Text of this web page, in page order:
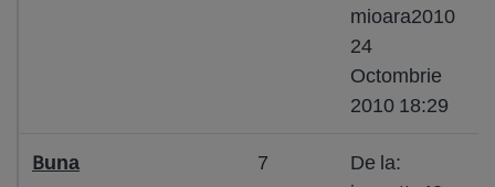
mioara2010
24
Octombrie
2010 18:29
Buna 7
De la: